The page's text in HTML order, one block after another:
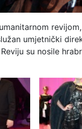
umjetnički
su nosile